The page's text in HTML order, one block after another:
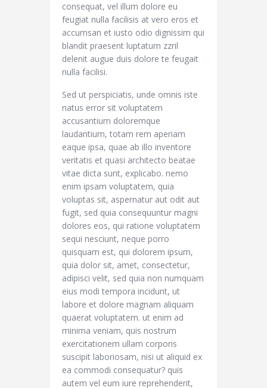
consequat, vel illum dolore eu
feugiat nulla facilisis at vero eros et
accumsan et iusto odio dignissim qui
blandit praesent luptatum zzril
delenit augue duis dolore te feugait
nulla facilisi.
Sed ut perspiciatis, unde omnis iste
natus error sit voluptatem
accusantium doloremque
laudantium, totam rem aperiam
eaque ipsa, quae ab illo inventore
veritatis et quasi architecto beatae
vitae dicta sunt, explicabo. nemo
enim ipsam voluptatem, quia
voluptas sit, aspernatur aut odit aut
fugit, sed quia consequuntur magni
dolores eos, qui ratione voluptatem
sequi nesciunt, neque porro
quisquam est, qui dolorem ipsum,
quia dolor sit, amet, consectetur,
adipisci velit, sed quia non numquam
eius modi tempora incidunt, ut
labore et dolore magnam aliquam
quaerat voluptatem. ut enim ad
minima veniam, quis nostrum
exercitationem ullam corporis
suscipit laboriosam, nisi ut aliquid ex
ea commodi consequatur? quis
autem vel eum iure reprehenderit,